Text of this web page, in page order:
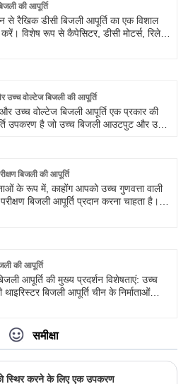
की आपूर्ति
से रैखिक डीसी बिजली आपूर्ति का एक विशाल
करें। विशेष रूप से कैपेसिटर, डीसी मोटर्स, रिले,
हासिल की है।
उच्च वोल्टेज बिजली की आपूर्ति
उच्च वोल्टेज बिजली आपूर्ति एक प्रकार की
उपकरण है जो उच्च बिजली आउटपुट और उच्च
और चिकित्सा उपकरण।
बिजली की आपूर्ति
के रूप में, काहोंग आपको उच्च गुणवत्ता वाली
बिजली आपूर्ति प्रदान करना चाहता है।
की आपूर्ति
आपूर्ति की मुख्य प्रदर्शन विशेषताएं: उच्च
थाइरिस्टर बिजली आपूर्ति चीन के निर्माताओं
पहुंच सकती है, इसकी एक पूर्ण सुरक्षा रेखा है,
काफी अच्छी है।
समीक्षा
स्थिर करने के लिए एक उपकरण